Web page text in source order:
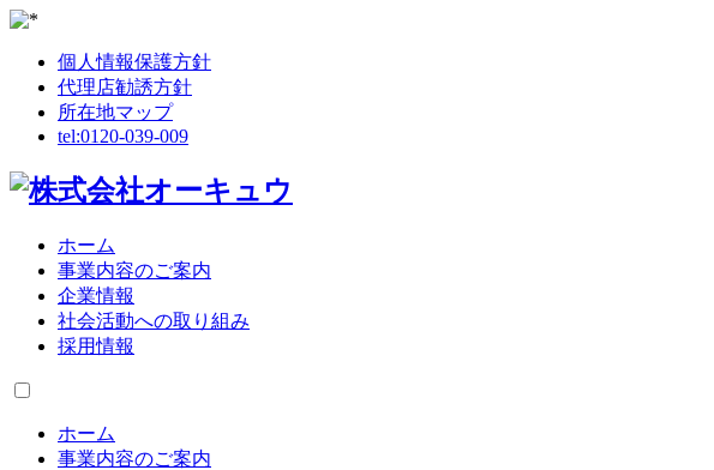
個人情報保護方針
代理店勧誘方針
所在地マップ
tel:0120-039-009
ホーム
事業内容のご案内
企業情報
社会活動への取り組み
採用情報
ホーム
事業内容のご案内